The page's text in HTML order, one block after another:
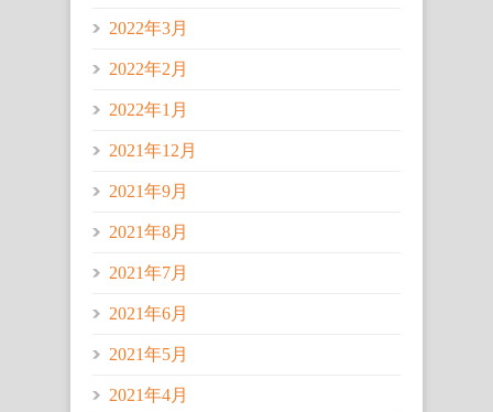
2022年3月
2022年2月
2022年1月
2021年12月
2021年9月
2021年8月
2021年7月
2021年6月
2021年5月
2021年4月